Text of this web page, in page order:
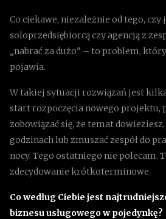
Co ciekawe, niezależnie od tego, czy
soloprzedsiębiorcą czy agencją z
„nabrać za dużo” – to problem,
pojawia.
W takiej sytuacji rozwiązań jest
start rozpoczęcia nowego projektu,
zobowiązać się, że temat
godzinach lub zmuszać zespół do
nocy. Tego ostatniego nie polecam.
zdecydowanie krótkoterminowe.
Co według Ciebie jest
biznesu usługowego w pojedynkę?